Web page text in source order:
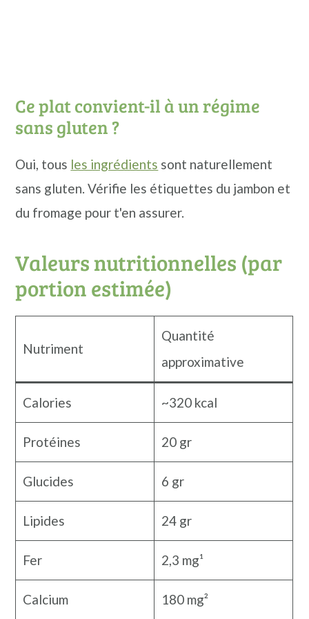
Ce plat convient-il à un régime
sans gluten ?
Oui, tous les ingrédients sont naturellement
sans gluten. Vérifie les étiquettes du jambon et
du fromage pour t'en assurer.
Valeurs nutritionnelles (par
portion estimée)
Nutriment
Quantité
approximative
Calories ~320 kcal
Protéines 20 gr
Glucides 6 gr
Lipides 24 gr
Fer 2,3 mg¹
Calcium 180 mg²